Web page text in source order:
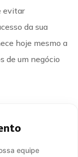
evitar
da sua
hoje mesmo a
de um negócio
equipe